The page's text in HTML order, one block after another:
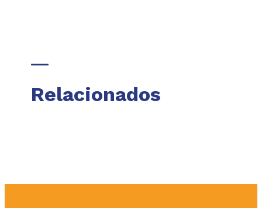
Relacionados